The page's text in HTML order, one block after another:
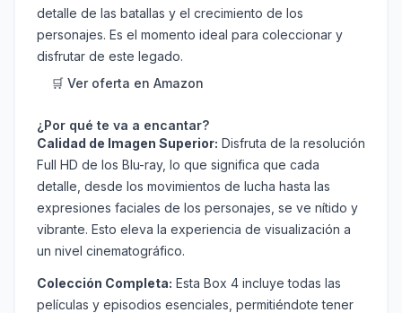
detalle de las batallas y el crecimiento de los
personajes. Es el momento ideal para coleccionar y
disfrutar de este legado.
🛒 Ver oferta en Amazon
¿Por qué te va a encantar?
Calidad de Imagen Superior: Disfruta de la resolución
Full HD de los Blu-ray, lo que significa que cada
detalle, desde los movimientos de lucha hasta las
expresiones faciales de los personajes, se ve nítido y
vibrante. Esto eleva la experiencia de visualización a
un nivel cinematográfico.
Colección Completa: Esta Box 4 incluye todas las
películas y episodios esenciales, permitiéndote tener